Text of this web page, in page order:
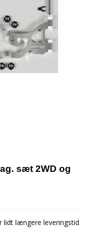
sæt 2WD og
lidt længere leveringstid